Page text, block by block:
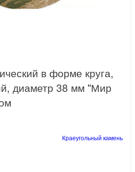
в форме круга,
диаметр 38 мм "Мир
Краеугольный камень